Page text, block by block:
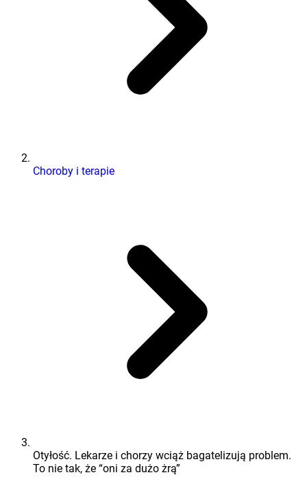
Choroby i terapie
Otyłość. Lekarze i chorzy wciąż bagatelizują problem.
To nie tak, że “oni za dużo żrą”